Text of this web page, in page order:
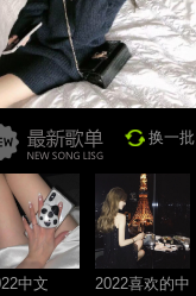
换一批
中文
2022喜欢的中